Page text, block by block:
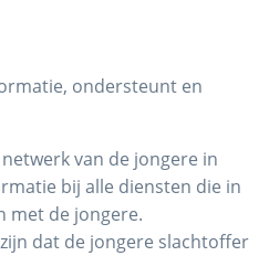
ondersteunt en
van de jongere in
bij alle diensten die in
met de jongere.
dat de jongere slachtoffer